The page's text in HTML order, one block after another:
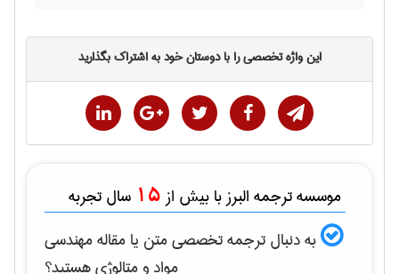
این واژه تخصصی را با دوستان خود به اشتراک بگذارید
موسسه ترجمه البرز با بیش از 15 سال تجربه
به دنبال ترجمه تخصصی متن یا مقالهمهندسی
مواد و متالوژیهستید؟